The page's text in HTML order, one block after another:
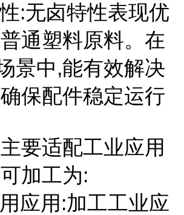
:无卤特性表现优
通塑料原料。在
景中,能有效解决
保配件稳定运行
要适配工业应用
加工为:
应用:加工工业应